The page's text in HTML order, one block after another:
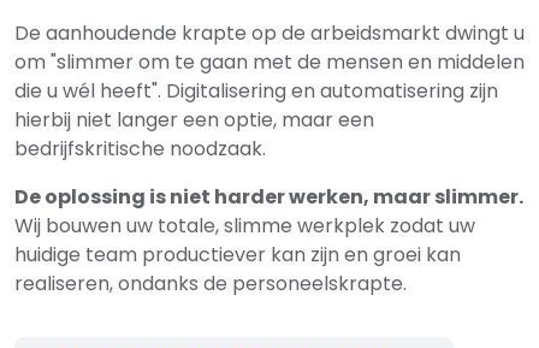
De aanhoudende krapte op de arbeidsmarkt dwingt u
om "slimmer om te gaan met de mensen en middelen
die u wél heeft". Digitalisering en automatisering zijn
hierbij niet langer een optie, maar een
bedrijfskritische noodzaak.
De oplossing is niet harder werken, maar slimmer.
Wij bouwen uw totale, slimme werkplek zodat uw
huidige team productiever kan zijn en groei kan
realiseren, ondanks de personeelskrapte.